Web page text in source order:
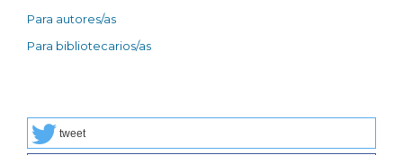
Para autores/as
Para bibliotecarios/as
tweet